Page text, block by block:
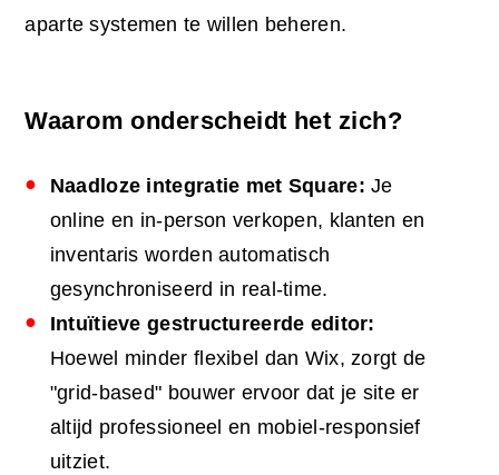
aparte systemen te willen beheren.
Waarom onderscheidt het zich?
Naadloze integratie met Square: Je
online en in-person verkopen, klanten en
inventaris worden automatisch
gesynchroniseerd in real-time.
Intuïtieve gestructureerde editor:
Hoewel minder flexibel dan Wix, zorgt de
"grid-based" bouwer ervoor dat je site er
altijd professioneel en mobiel-responsief
uitziet.